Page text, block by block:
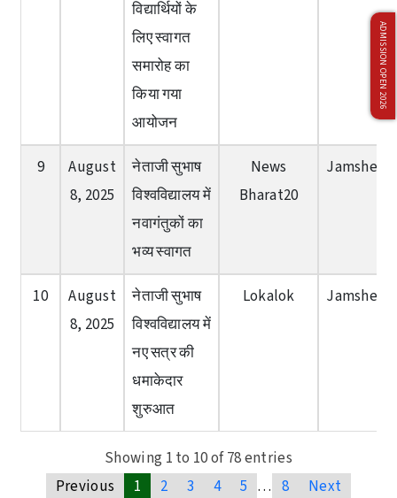
ADMISSION OPEN 2026
विद्यार्थियों के
लिए स्वागत
समारोह का
किया गया
आयोजन
9
August
8, 2025
नेताजी सुभाष
विश्वविद्यालय में
नवागंतुकों का
भव्य स्वागत
News
Bharat20
10
August
8, 2025
नेताजी सुभाष
विश्वविद्यालय में
नए सत्र की
धमाकेदार
शुरुआत
Lokalok
Showing 1 to 10 of 78 entries
Previous
1 2 3 4 5 … 8 Next